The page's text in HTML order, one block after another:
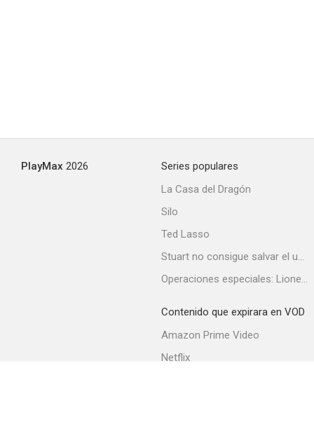
PlayMax 2026
Series populares
La Casa del Dragón
Silo
Ted Lasso
Stuart no consigue salvar el universo
Operaciones especiales: Lioness
Contenido que expirara en VOD
Amazon Prime Video
Netflix